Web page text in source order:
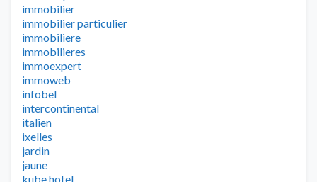
immobilier
immobilier particulier
immobiliere
immobilieres
immoexpert
immoweb
infobel
intercontinental
italien
ixelles
jardin
jaune
kube hotel